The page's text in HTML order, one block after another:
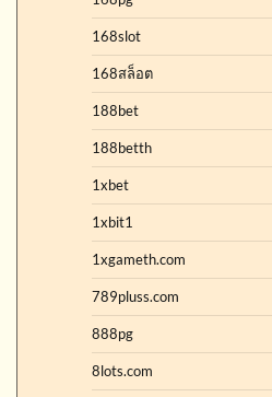
168slot
168สล็อต
188bet
188betth
1xbet
1xbit1
1xgameth.com
789pluss.com
888pg
8lots.com